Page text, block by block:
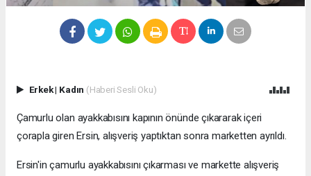
Erkek| Kadın (Haberi Sesli Oku)
Çamurlu olan ayakkabısını kapının önünde çıkararak içeri
çorapla giren Ersin, alışveriş yaptıktan sonra marketten ayrıldı.
Ersin'in çamurlu ayakkabısını çıkarması ve markette alışveriş